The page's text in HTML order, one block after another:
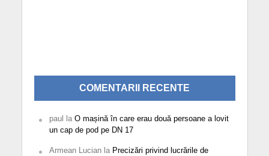
COMENTARII RECENTE
paul la O mașină în care erau două persoane a lovit
un cap de pod pe DN 17
Armean Lucianla Precizări privind lucrările de